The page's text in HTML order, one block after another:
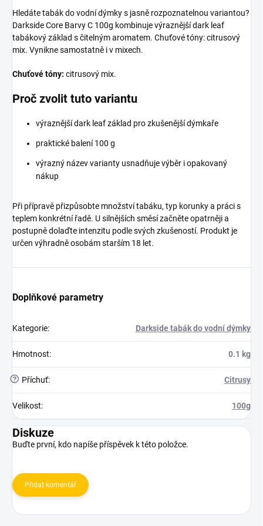
Hledáte tabák do vodní dýmky s jasně rozpoznatelnou variantou?
Darkside Core Barvy C 100g kombinuje výraznější dark leaf
tabákový základ s čitelným aromatem. Chuťové tóny: citrusový
mix. Vynikne samostatně i v mixech.
Chuťové tóny: citrusový mix.
Proč zvolit tuto variantu
výraznější dark leaf základ pro zkušenější dýmkaře
praktické balení 100 g
výrazný název varianty usnadňuje výběr i opakovaný
nákup
Při přípravě přizpůsobte množství tabáku, typ korunky a práci s
teplem konkrétní řadě. U silnějších směsí začněte opatrněji a
postupně dolaďte intenzitu podle svých zkušeností. Produkt je
určen výhradně osobám starším 18 let.
Doplňkové parametry
Kategorie: Darkside tabák do vodní dýmky
Hmotnost: 0.1 kg
? Příchuť: Citrusy
Velikost: 100g
Diskuze
Buďte první, kdo napíše příspěvek k této položce.
Přidat komentář